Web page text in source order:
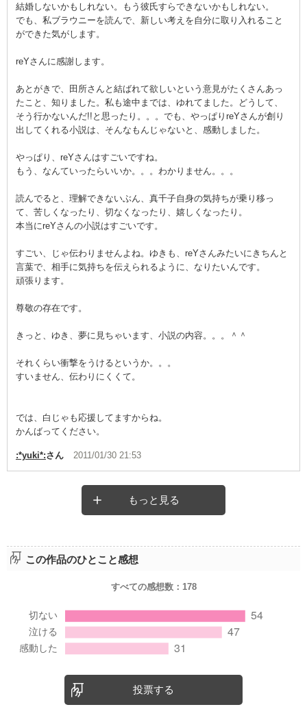
結婚しないかもしれない。もう彼氏すらできないかもしれない。
でも、私ブラウニーを読んで、新しい考えを自分に取り入れること
ができた気がします。
reYさんに感謝します。
あとがきで、田所さんと結ばれて欲しいという意見がたくさんあっ
たこと、知りました。私も途中までは、ゆれてました。どうして、
そう行かないんだ!!と思ったり。。。でも、やっぱりreYさんが創り
出してくれる小説は、そんなもんじゃないと、感動しました。
やっぱり、reYさんはすごいですね。
もう、なんていったらいいか。。。わかりません。。。
読んでると、理解できないぶん、真千子自身の気持ちが乗り移っ
て、苦しくなったり、切なくなったり、嬉しくなったり。
本当にreYさんの小説はすごいです。
すごい、じゃ伝わりませんよね。ゆきも、reYさんみたいにきちんと
言葉で、相手に気持ちを伝えられるように、なりたいんです。
頑張ります。
尊敬の存在です。
きっと、ゆき、夢に見ちゃいます、小説の内容。。。＾＾
それくらい衝撃をうけるというか。。。
すいません、伝わりにくくて。
では、白じゃも応援してますからね。
かんばってください。
:*yuki*:さん 2011/01/30 21:53
もっと見る
この作品のひとこと感想
すべての感想数： 178
投票する